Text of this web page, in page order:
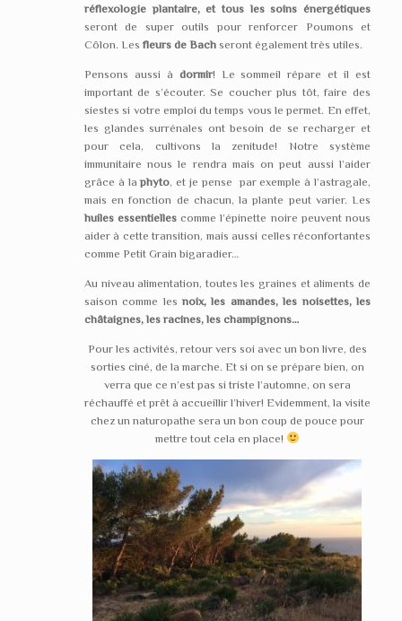
réflexologie plantaire, et tous les soins énergétiques
seront de super outils pour renforcer Poumons et
Côlon. Les fleurs de Bachseront également très utiles.
Pensons aussi à dormir! Le sommeil répare et il est
important de s’écouter. Se coucher plus tôt, faire des
siestes si votre emploi du temps vous le permet. En effet,
les glandes surrénales ont besoin de se recharger et
pour cela, cultivons la zenitude! Notre système
immunitaire nous le rendra mais on peut aussi l’aider
grâce à laphyto, et je pense par exemple à l’astragale,
mais en fonction de chacun, la plante peut varier. Les
huiles essentielles comme l’épinette noire peuvent nous
aider à cette transition, mais aussi celles réconfortantes
comme Petit Grain bigaradier…
Au niveau alimentation, toutes les graines et aliments de
saison comme lesnoix, les amandes, les noisettes, les
châtaignes, les racines, les champignons…
Pour les activités, retour vers soi avec un bon livre, des
sorties ciné, de la marche. Et si on se prépare bien, on
verra que ce n’est pas si triste l’automne, on sera
réchauffé et prêt à accueillir l’hiver! Evidemment, la visite
chez un naturopathe sera un bon coup de pouce pour
mettre tout cela en place!